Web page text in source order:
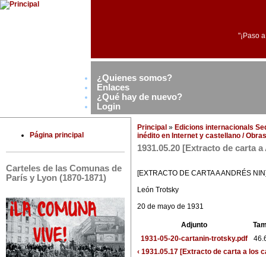
"¡Paso
¿Quienes somos?
Enlaces
¿Qué hay de nuevo?
Login
Página principal
Carteles de las Comunas de
París y Lyon (1870-1871)
Principal » Edicions internacionals
inédito en Internet y castellano /
1931.05.20 [Extracto de carta
[EXTRACTO DE CARTA A ANDRÉS
León Trotsky
20 de mayo de 1931
Adjunto
1931-05-20-cartanin-trotsky.pdf
‹ 1931.05.17 [Extracto de carta a los